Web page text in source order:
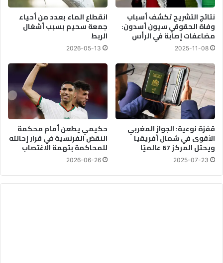
ق
ر
ق
م
ع
ل
ا
ت
ي
ا
نتائج التشريح تكشف أسباب
وفاة الحقوقي سيون أسدون:
مضاعفات إصابة في الرأس
2025-11-08
انقطاع الماء بعدد من أحياء
جمعة سحيم بسبب أشغال
الربط
2026-05-13
قفزة نوعية: الجواز المغربي
الأقوى في شمال أفريقيا
ويحتل المركز 67 عالميًا
2025-07-23
حكيمي يطعن أمام محكمة
النقض الفرنسية في قرار إحالته
للمحاكمة بتهمة الاغتصاب
2026-06-26